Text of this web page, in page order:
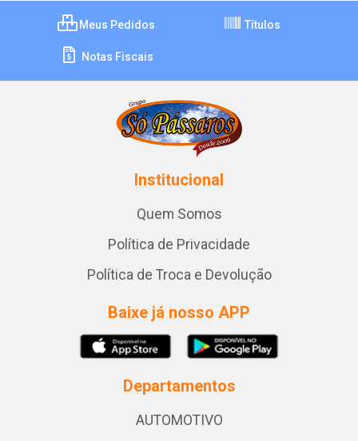
Meus Pedidos Títulos
Notas Fiscais
Institucional
Quem Somos
Política de Privacidade
Política de Troca e Devolução
Baixe já nosso APP
Departamentos
AUTOMOTIVO